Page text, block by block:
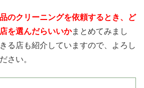
のクリーニングを依頼するとき、ど
を選んだらいいかまとめてみまし
る店も紹介していますので、よろし
さい。